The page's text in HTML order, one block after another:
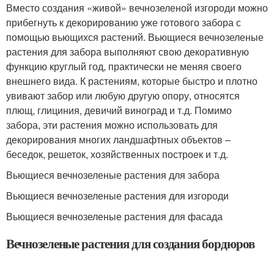
Вместо создания «живой» вечнозеленой изгороди можно
прибегнуть к декорированию уже готового забора с
помощью вьющихся растений. Вьющиеся вечнозеленые
растения для забора выполняют свою декоративную
функцию круглый год, практически не меняя своего
внешнего вида. К растениям, которые быстро и плотно
увивают забор или любую другую опору, относятся
плющ, глициния, девичий виноград и т.д. Помимо
забора, эти растения можно использовать для
декорирования многих ландшафтных объектов –
беседок, решеток, хозяйственных построек и т.д.
Вьющиеся вечнозеленые растения для забора
Вьющиеся вечнозеленые растения для изгороди
Вьющиеся вечнозеленые растения для фасада
Вечнозеленые растения для создания бордюров